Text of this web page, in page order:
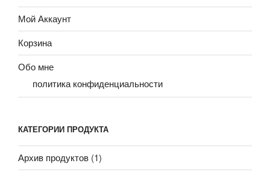
Мой Аккаунт
Корзина
Обо мне
политика конфиденциальности
КАТЕГОРИИ ПРОДУКТА
Архив продуктов (1)